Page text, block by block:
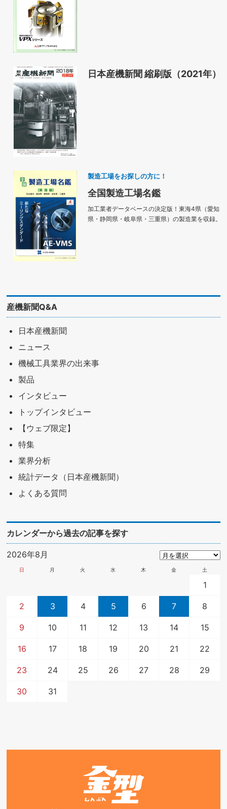
日本産機新聞 縮刷版（2021年）
製造工場をお探しの方に！
全国製造工場名鑑
加工業者データベースの決定版！東海4県（愛知
県・静岡県・岐阜県・三重県）の製造業を収録。
産機新聞Q&A
日本産機新聞
ニュース
機械工具業界の出来事
製品
インタビュー
トップインタビュー
【ウェブ限定】
特集
業界分析
統計データ（日本産機新聞）
よくある質問
カレンダーから過去の記事を探す
2026年8月
日 月 火 水 木 金 土
1
2 3 4 5 6 7 8
9 10 11 12 13 14 15
16 17 18 19 20 21 22
23 24 25 26 27 28 29
30 31